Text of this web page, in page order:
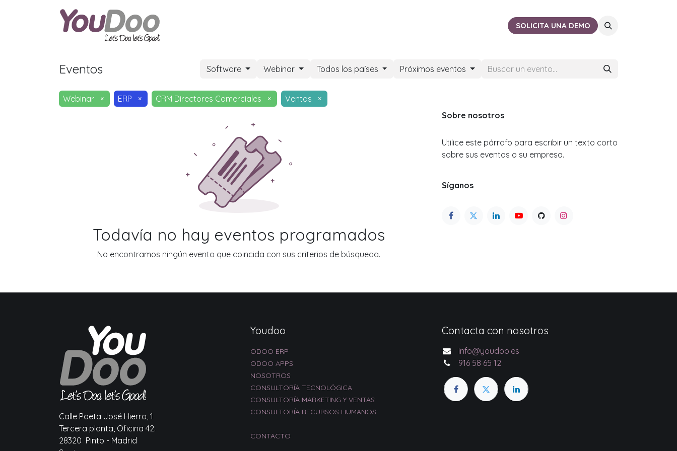
CERCA DE TISOLICITA UNA DEMO
Eventos Software Webinar Todos los países Próximos eventos
Webinar × ERP × CRM Directores Comerciales × Ventas ×
Todavía no hay eventos programados
No encontramos ningún evento que coincida con sus criterios de búsqueda.
Sobre nosotros
Utilice este párrafo para escribir un texto corto
sobre sus eventos o su empresa.
Síganos
Calle Poeta José Hierro, 1
Tercera planta, Oficina 42.
28320 Pinto - Madrid
Youdoo
ODOO ERP
ODOO APPS
NOSOTROS
CONSULTORÍA TECNOLÓGICA
CONSULTORÍA MARKETING Y VENTAS
CONSULTORÍA RECURSOS HUMANOS
CONTACTO
Contacta con nosotros
info@youdoo.es
916 58 65 12